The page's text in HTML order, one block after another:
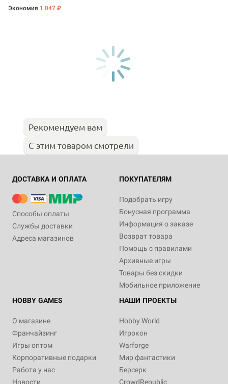
Экономия 1 047 ₽
Рекомендуем вам
С этим товаром смотрели
ДОСТАВКА И ОПЛАТА
Способы оплаты
Службы доставки
Адреса магазинов
ПОКУПАТЕЛЯМ
Подобрать игру
Бонусная программа
Информация о заказе
Возврат товара
Помощь с правилами
Архивные игры
Товары без скидки
Мобильное приложение
HOBBY GAMES
О магазине
Франчайзинг
Игры оптом
Корпоративные подарки
Работа у нас
Новости
НАШИ ПРОЕКТЫ
Hobby World
Игрокон
Warforge
Мир фантастики
Берсерк
CrowdRepublic